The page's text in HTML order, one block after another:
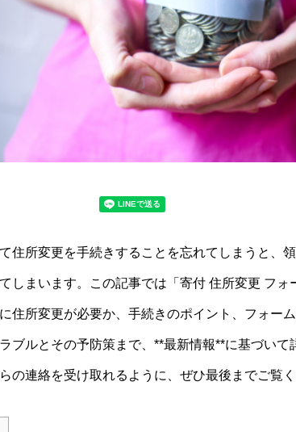
住所変更を手続きすることを忘れてしまうと、
しまいます。この記事では「寄付 住所変更 フ
住所変更が必要か、手続きのポイント、フォー
ブルとその予防策まで、**最新情報**に基づい
の連絡を受け取れるように、ぜひ最後までご覧く